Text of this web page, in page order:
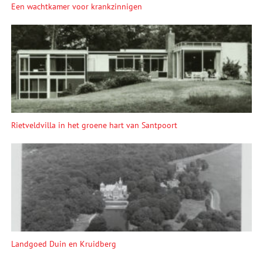
Een wachtkamer voor krankzinnigen
Rietveldvilla in het groene hart van Santpoort
Landgoed Duin en Kruidberg